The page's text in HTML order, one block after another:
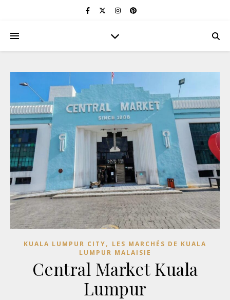
KUALA LUMPUR CITY, LES MARCHÉS DE KUALA
LUMPUR MALAISIE
Central Market Kuala
Lumpur